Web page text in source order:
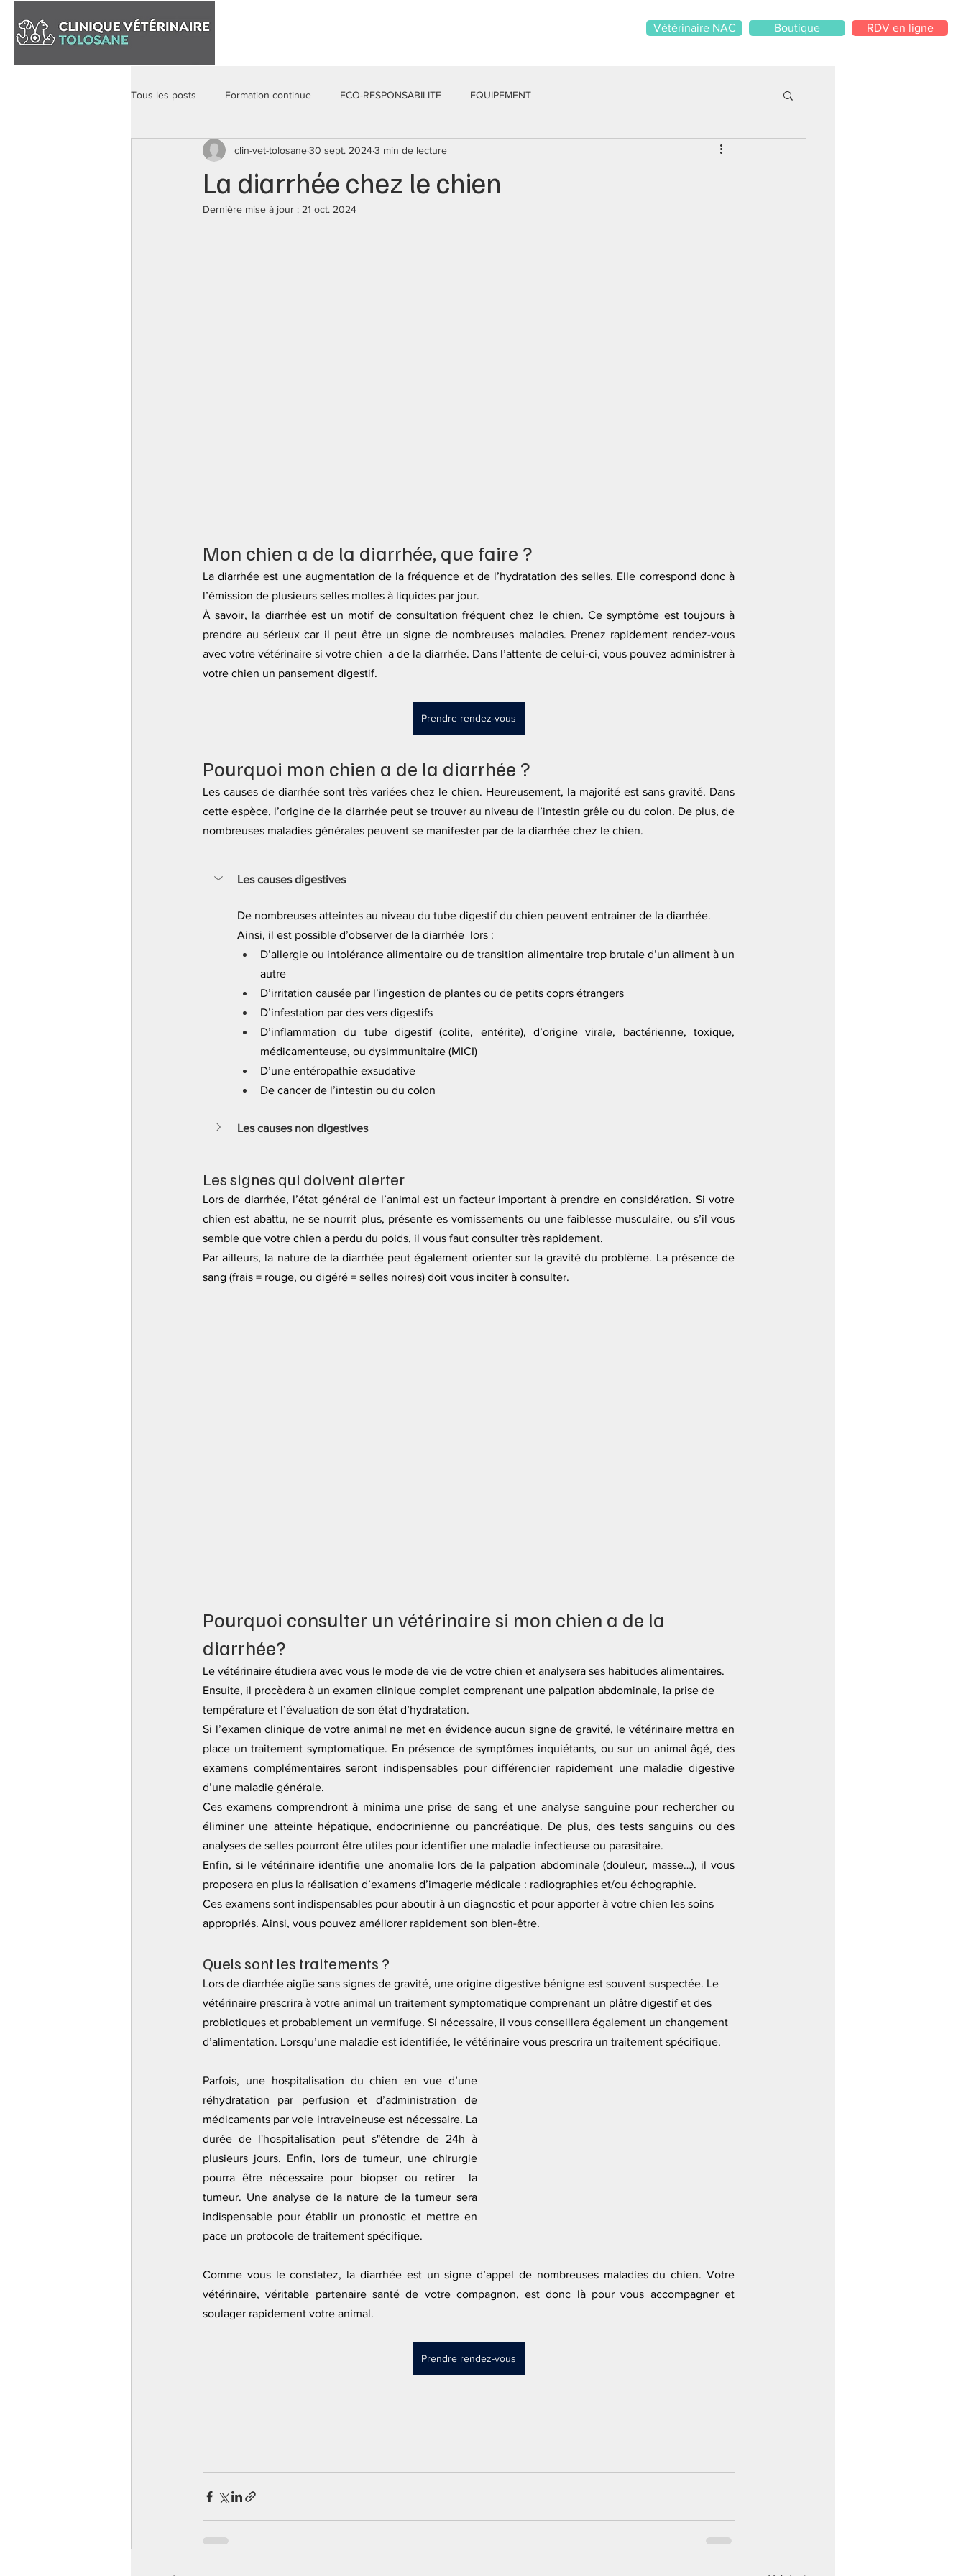
Vétérinaire NAC Boutique RDV en ligne
Tous les posts Formation continue ECO-RESPONSABILITE EQUIPEMENT
La diarrhée chez le chien
clin-vet-tolosane30 sept. 20243 min de lecture
Dernière mise à jour : 21 oct. 2024
Mon chien a de la diarrhée, que faire ?
La diarrhée est une augmentation de la fréquence et de l’hydratation des selles. Elle correspond donc à
l’émission de plusieurs selles molles à liquides par jour.
À savoir, la diarrhée est un motif de consultation fréquent chez le chien. Ce symptôme est toujours à
prendre au sérieux car il peut être un signe de nombreuses maladies. Prenez rapidement rendez-vous
avec votre vétérinaire si votre chien  a de la diarrhée. Dans l’attente de celui-ci, vous pouvez administrer à
votre chien un pansement digestif.
Prendre rendez-vous
Pourquoi mon chien a de la diarrhée ?
Les causes de diarrhée sont très variées chez le chien. Heureusement, la majorité est sans gravité. Dans
cette espèce, l’origine de la diarrhée peut se trouver au niveau de l’intestin grêle ou du colon. De plus, de
nombreuses maladies générales peuvent se manifester par de la diarrhée chez le chien.
Les causes digestives
De nombreuses atteintes au niveau du tube digestif du chien peuvent entrainer de la diarrhée.
Ainsi, il est possible d’observer de la diarrhée  lors :
D’allergie ou intolérance alimentaire ou de transition alimentaire trop brutale d’un aliment à un
autre
D’irritation causée par l’ingestion de plantes ou de petits coprs étrangers
D’infestation par des vers digestifs
D’inflammation du tube digestif (colite, entérite), d’origine virale, bactérienne, toxique,
médicamenteuse, ou dysimmunitaire (MICI)
D’une entéropathie exsudative
De cancer de l’intestin ou du colon
Les causes non digestives
Les signes qui doivent alerter
Lors de diarrhée, l’état général de l’animal est un facteur important à prendre en considération. Si votre
chien est abattu, ne se nourrit plus, présente es vomissements ou une faiblesse musculaire, ou s’il vous
semble que votre chien a perdu du poids, il vous faut consulter très rapidement.
Par ailleurs, la nature de la diarrhée peut également orienter sur la gravité du problème. La présence de
sang (frais = rouge, ou digéré = selles noires) doit vous inciter à consulter.
Pourquoi consulter un vétérinaire si mon chien a de la
diarrhée?
Le vétérinaire étudiera avec vous le mode de vie de votre chien et analysera ses habitudes alimentaires.
Ensuite, il procèdera à un examen clinique complet comprenant une palpation abdominale, la prise de
température et l’évaluation de son état d’hydratation.
Si l’examen clinique de votre animal ne met en évidence aucun signe de gravité, le vétérinaire mettra en
place un traitement symptomatique. En présence de symptômes inquiétants, ou sur un animal âgé, des
examens complémentaires seront indispensables pour différencier rapidement une maladie digestive
d’une maladie générale.
Ces examens comprendront à minima une prise de sang et une analyse sanguine pour rechercher ou
éliminer une atteinte hépatique, endocrinienne ou pancréatique. De plus, des tests sanguins ou des
analyses de selles pourront être utiles pour identifier une maladie infectieuse ou parasitaire.
Enfin, si le vétérinaire identifie une anomalie lors de la palpation abdominale (douleur, masse…), il vous
proposera en plus la réalisation d’examens d’imagerie médicale : radiographies et/ou échographie.
Ces examens sont indispensables pour aboutir à un diagnostic et pour apporter à votre chien les soins
appropriés. Ainsi, vous pouvez améliorer rapidement son bien-être.
Quels sont les traitements ?
Lors de diarrhée aigüe sans signes de gravité, une origine digestive bénigne est souvent suspectée. Le
vétérinaire prescrira à votre animal un traitement symptomatique comprenant un plâtre digestif et des
probiotiques et probablement un vermifuge. Si nécessaire, il vous conseillera également un changement
d’alimentation. Lorsqu’une maladie est identifiée, le vétérinaire vous prescrira un traitement spécifique.
Parfois, une hospitalisation du chien en vue d’une
réhydratation par perfusion et d’administration de
médicaments par voie intraveineuse est nécessaire. La
durée de l'hospitalisation peut s"étendre de 24h à
plusieurs jours. Enfin, lors de tumeur, une chirurgie
pourra être nécessaire pour biopser ou retirer  la
tumeur. Une analyse de la nature de la tumeur sera
indispensable pour établir un pronostic et mettre en
pace un protocole de traitement spécifique.
Comme vous le constatez, la diarrhée est un signe d’appel de nombreuses maladies du chien. Votre
vétérinaire, véritable partenaire santé de votre compagnon, est donc là pour vous accompagner et
soulager rapidement votre animal.
Prendre rendez-vous